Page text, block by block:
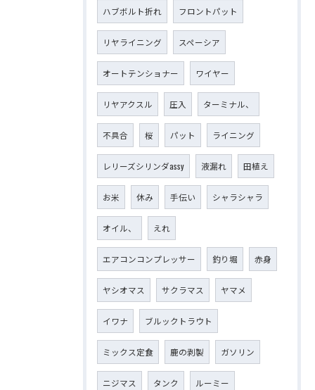
ハブボルト折れ フロントパット
リヤライニング スペーシア
オートテンショナー ワイヤー
リヤアクスル 圧入 ターミナル、
不具合 桜 パット ライニング
レリーズシリンダassy 液漏れ 田植え
お米 休み 手伝い シャラシャラ
オイル、 えれ
エアコンコンプレッサー 釣り堀 赤身
ヤシオマス サクラマス ヤマメ
イワナ ブルックトラウト
ミックス定食 鹿の剥製 ガソリン
ニジマス タンク ルーミー